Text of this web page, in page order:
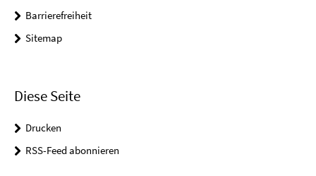
Barrierefreiheit
Sitemap
Diese Seite
Drucken
RSS-Feed abonnieren